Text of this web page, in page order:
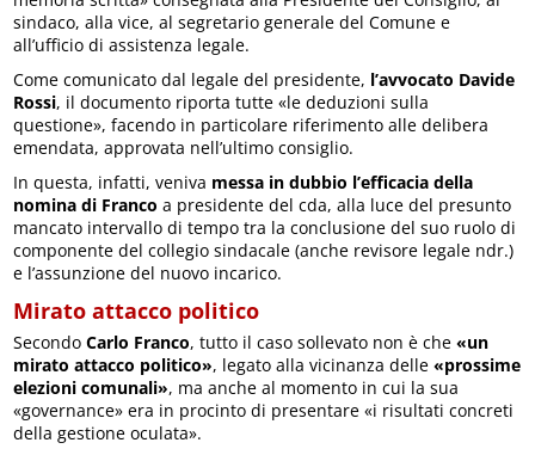
sindaco, alla vice, al segretario generale del Comune e
all’ufficio di assistenza legale.
Come comunicato dal legale del presidente, l’avvocato Davide
Rossi, il documento riporta tutte «le deduzioni sulla
questione», facendo in particolare riferimento alle delibera
emendata, approvata nell’ultimo consiglio.
In questa, infatti, veniva messa in dubbio l’efficacia della
nomina di Franco a presidente del cda, alla luce del presunto
mancato intervallo di tempo tra la conclusione del suo ruolo di
componente del collegio sindacale (anche revisore legale ndr.)
e l’assunzione del nuovo incarico.
Mirato attacco politico
SecondoCarlo Franco, tutto il caso sollevato non è che«un
mirato attacco politico», legato alla vicinanza delle«prossime
elezioni comunali», ma anche al momento in cui la sua
«governance» era in procinto di presentare «i risultati concreti
della gestione oculata».